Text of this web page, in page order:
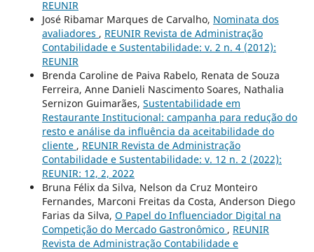
REUNIR
José Ribamar Marques de Carvalho, Nominata dos
avaliadores , REUNIR Revista de Administração
Contabilidade e Sustentabilidade: v. 2 n. 4 (2012):
REUNIR
Brenda Caroline de Paiva Rabelo, Renata de Souza
Ferreira, Anne Danieli Nascimento Soares, Nathalia
Sernizon Guimarães, Sustentabilidade em
Restaurante Institucional: campanha para redução do
resto e análise da influência da aceitabilidade do
cliente , REUNIR Revista de Administração
Contabilidade e Sustentabilidade: v. 12 n. 2 (2022):
REUNIR: 12, 2, 2022
Bruna Félix da Silva, Nelson da Cruz Monteiro
Fernandes, Marconi Freitas da Costa, Anderson Diego
Farias da Silva, O Papel do Influenciador Digital na
Competição do Mercado Gastronômico , REUNIR
Revista de Administração Contabilidade e